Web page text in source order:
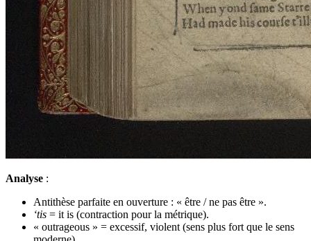
Analyse :
Antithèse parfaite en ouverture : « être / ne pas être ».
‘tis = it is (contraction pour la métrique).
« outrageous » = excessif, violent (sens plus fort que le sens